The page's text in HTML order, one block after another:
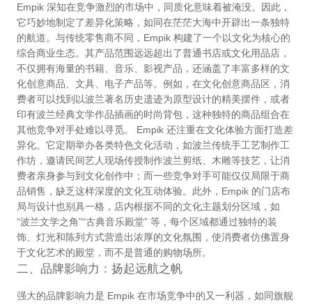
Empik 深知在竞争激烈的市场中，同质化意味着被淹没。因此，
它巧妙地制定了差异化策略，如同在茫茫大海中开辟出一条独特
的航道。与传统零售商不同，Empik 构建了一个以文化为核心的
综合商业生态。其产品范围远远超出了普通书店或文化用品店，
不仅拥有海量的书籍、音乐、影视产品，还涵盖了丰富多样的文
化创意商品、文具、电子产品等。例如，在文化创意商品区，消
费者可以找到以波兰著名历史遗迹为原型设计的精美摆件，或者
印有波兰经典文学作品插画的时尚背包，这种独特的商品组合在
其他竞争对手处难以寻觅。 Empik 还注重在文化体验方面打造差
异化。它定期举办各类特色文化活动，如波兰传统手工艺制作工
作坊，邀请民间艺人现场传授制作波兰剪纸、木雕等技艺，让消
费者亲身参与到文化创作中；而一些竞争对手可能仅仅局限于商
品销售，缺乏这样深度的文化互动体验。此外，Empik 的门店布
局与设计也别具一格，店内根据不同的文化主题划分区域，如
“波兰文学之角”“古典音乐殿堂” 等，每个区域都通过独特的装
饰、灯光和陈列方式营造出浓厚的文化氛围，使消费者仿佛置身
于文化艺术的殿堂，而不是普通的购物场所。
二、品牌影响力：扬起远航之帆
强大的品牌影响力是 Empik 在市场竞争中的又一利器，如同旗舰